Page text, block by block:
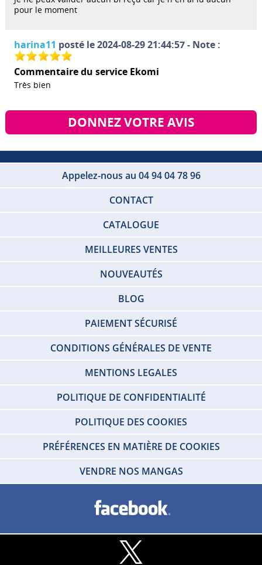
pour le moment
harina11 posté le 2024-08-29 21:44:57 - Note :
Commentaire du service Ekomi
Très bien
DONNEZ VOTRE AVIS
Appelez-nous au 04 94 04 78 96
CONTACT
CATALOGUE
MEILLEURES VENTES
NOUVEAUTÉS
BLOG
PAIEMENT SÉCURISÉ
CONDITIONS GÉNÉRALES DE VENTE
MENTIONS LEGALES
POLITIQUE DE CONFIDENTIALITÉ
POLITIQUE DES COOKIES
PRÉFÉRENCES EN MATIÈRE DE COOKIES
VENDRE NOS MANGAS